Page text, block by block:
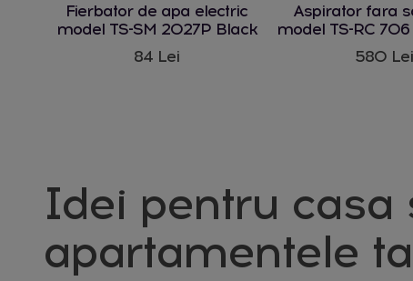
Fierbator de apa electric
model TS-SM 2027P Black
84 Lei
Aspirator fara
model TS-RC
W
580 Lei
Idei pentru casa
apartamentele